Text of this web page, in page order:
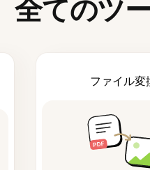
全てのツ
ファイル変